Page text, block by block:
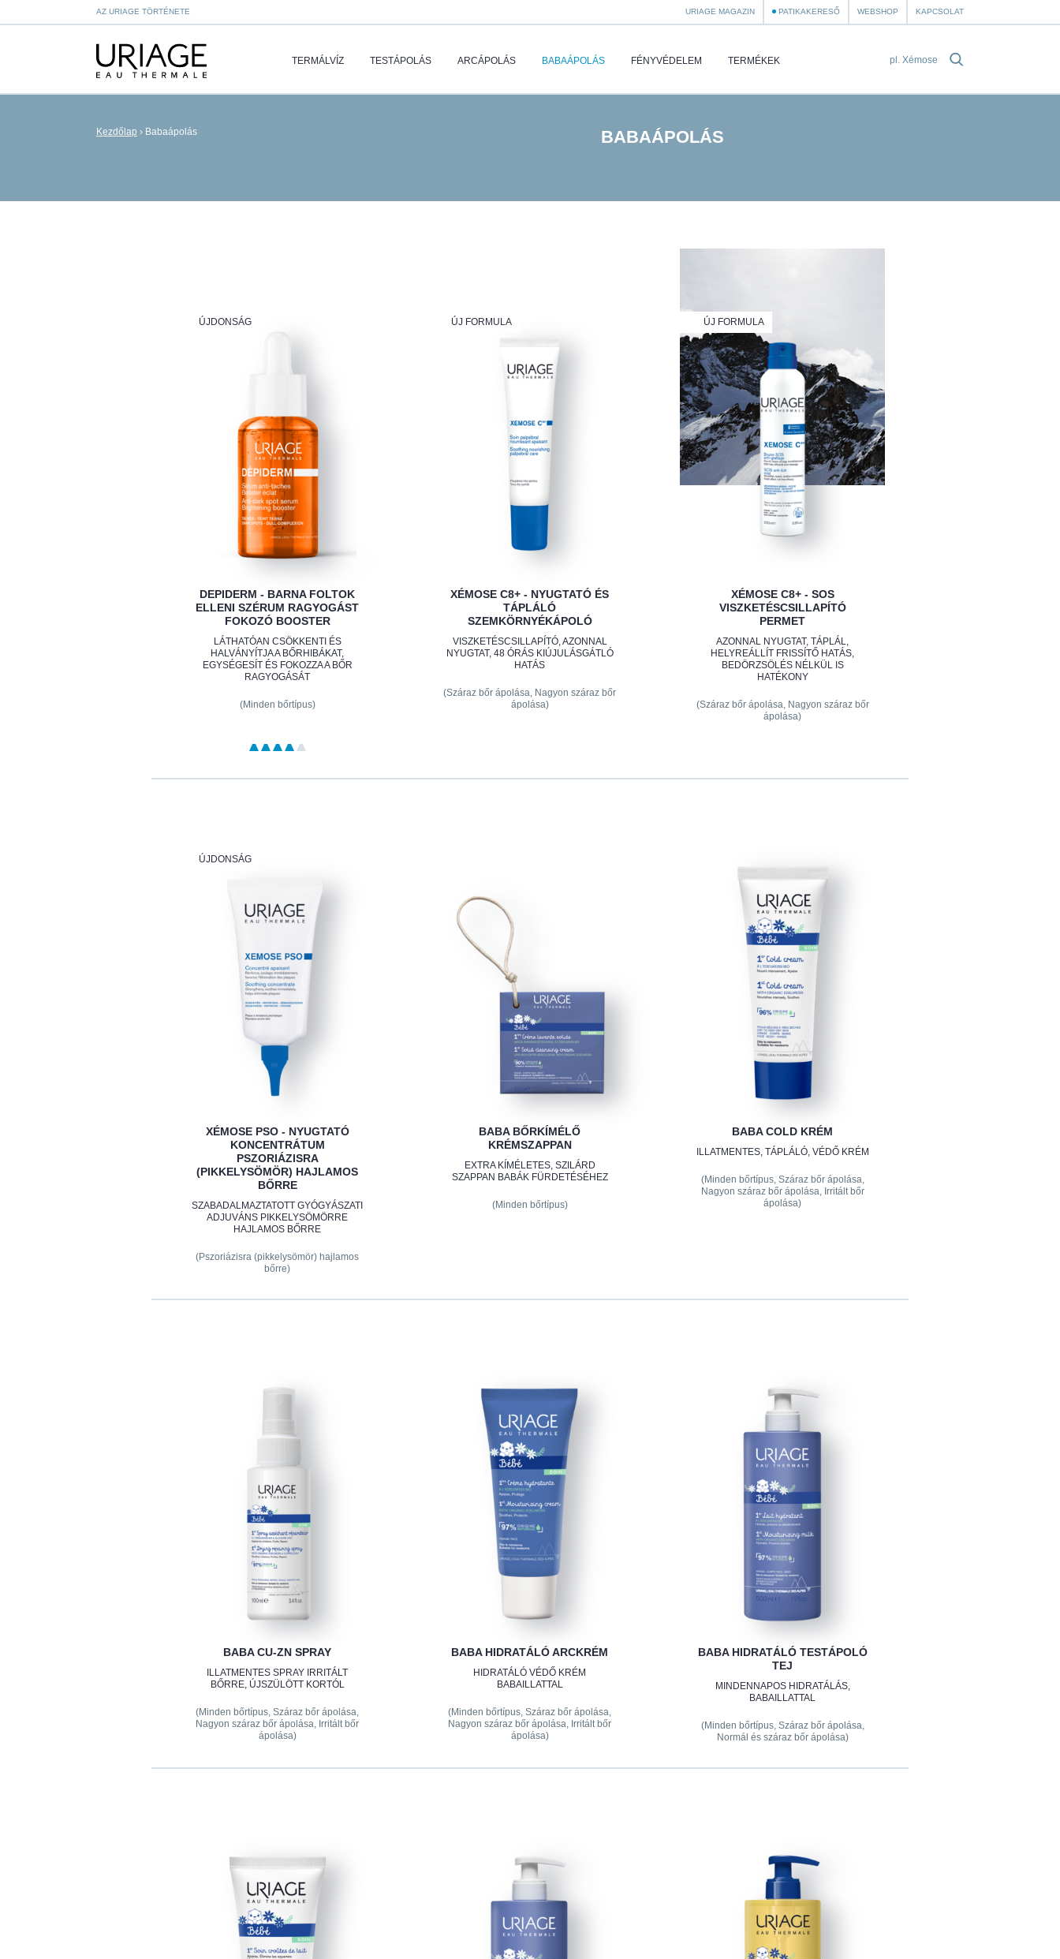
AZ URIAGE TÖRTÉNETE URIAGE MAGAZIN PATIKAKERESŐ WEBSHOP KAPCSOLAT
TERMÁLVÍZ TESTÁPOLÁS ARCÁPOLÁS BABAÁPOLÁS FÉNYVÉDELEM TERMÉKEK
Kezdőlap › Babaápolás BABAÁPOLÁS
ÚJDONSÁG
DEPIDERM - BARNA FOLTOK
ELLENI SZÉRUM RAGYOGÁST
FOKOZÓ BOOSTER
LÁTHATÓAN CSÖKKENTI ÉS
HALVÁNYÍTJA A BŐRHIBÁKAT,
EGYSÉGESÍT ÉS FOKOZZA A BŐR
RAGYOGÁSÁT
(Minden bőrtípus)
ÚJ FORMULA
XÉMOSE C8+ - NYUGTATÓ ÉS
TÁPLÁLÓ
SZEMKÖRNYÉKÁPOLÓ
VISZKETÉSCSILLAPÍTÓ, AZONNAL
NYUGTAT, 48 ÓRÁS KIÚJULÁSGÁTLÓ
HATÁS
(Száraz bőr ápolása, Nagyon száraz bőr
ápolása)
ÚJ FORMULA
XÉMOSE C8+ - SOS
VISZKETÉSCSILLAPÍTÓ
PERMET
AZONNAL NYUGTAT, TÁPLÁL,
HELYREÁLLÍT FRISSÍTŐ HATÁS,
BEDÖRZSÖLÉS NÉLKÜL IS
HATÉKONY
(Száraz bőr ápolása, Nagyon száraz bőr
ápolása)
ÚJDONSÁG
XÉMOSE PSO - NYUGTATÓ
KONCENTRÁTUM
PSZORIÁZISRA
(PIKKELYSÖMÖR) HAJLAMOS
BŐRRE
SZABADALMAZTATOTT GYÓGYÁSZATI
​​ADJUVÁNS PIKKELYSÖMÖRRE
HAJLAMOS BŐRRE
(Pszoriázisra (pikkelysömör) hajlamos
bőrre)
BABA BŐRKÍMÉLŐ
KRÉMSZAPPAN
EXTRA KÍMÉLETES, SZILÁRD
SZAPPAN BABÁK FÜRDETÉSÉHEZ
(Minden bőrtípus)
BABA COLD KRÉM
ILLATMENTES, TÁPLÁLÓ, VÉDŐ KRÉM
(Minden bőrtípus, Száraz bőr ápolása,
Nagyon száraz bőr ápolása, Irritált bőr
ápolása)
BABA CU-ZN SPRAY
ILLATMENTES SPRAY IRRITÁLT
BŐRRE, ÚJSZÜLÖTT KORTÓL
(Minden bőrtípus, Száraz bőr ápolása,
Nagyon száraz bőr ápolása, Irritált bőr
ápolása)
BABA HIDRATÁLÓ ARCKRÉM
HIDRATÁLÓ VÉDŐ KRÉM
BABAILLATTAL
(Minden bőrtípus, Száraz bőr ápolása,
Nagyon száraz bőr ápolása, Irritált bőr
ápolása)
BABA HIDRATÁLÓ TESTÁPOLÓ
TEJ
MINDENNAPOS HIDRATÁLÁS,
BABAILLATTAL
(Minden bőrtípus, Száraz bőr ápolása,
Normál és száraz bőr ápolása)